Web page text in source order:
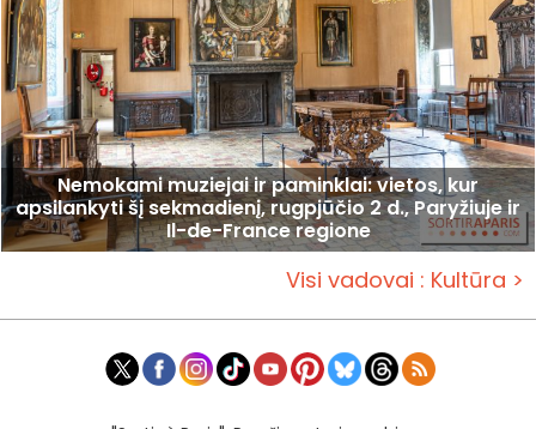
Nemokami muziejai ir paminklai: vietos, kur
apsilankyti šį sekmadienį, rugpjūčio 2 d., Paryžiuje ir
Il-de-France regione
Visi vadovai : Kultūra >